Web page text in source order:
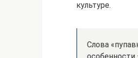
культуре.
Слова